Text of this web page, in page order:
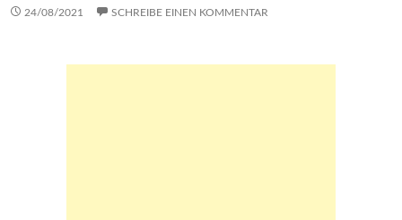
24/08/2021 SCHREIBE EINEN KOMMENTAR